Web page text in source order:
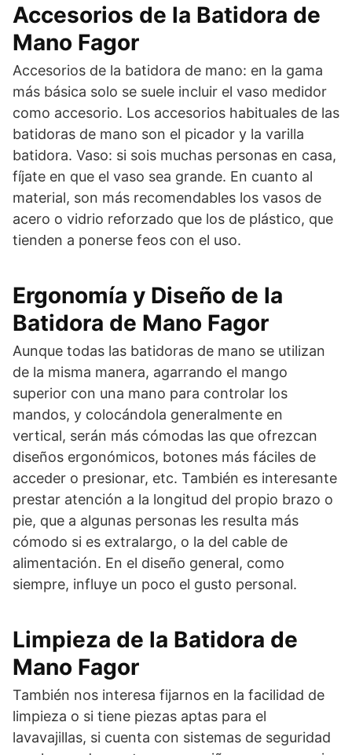
Accesorios de la Batidora de
Mano Fagor
Accesorios de la batidora de mano: en la gama
más básica solo se suele incluir el vaso medidor
como accesorio. Los accesorios habituales de las
batidoras de mano son el picador y la varilla
batidora. Vaso: si sois muchas personas en casa,
fíjate en que el vaso sea grande. En cuanto al
material, son más recomendables los vasos de
acero o vidrio reforzado que los de plástico, que
tienden a ponerse feos con el uso.
Ergonomía y Diseño de la
Batidora de Mano Fagor
Aunque todas las batidoras de mano se utilizan
de la misma manera, agarrando el mango
superior con una mano para controlar los
mandos, y colocándola generalmente en
vertical, serán más cómodas las que ofrezcan
diseños ergonómicos, botones más fáciles de
acceder o presionar, etc. También es interesante
prestar atención a la longitud del propio brazo o
pie, que a algunas personas les resulta más
cómodo si es extralargo, o la del cable de
alimentación. En el diseño general, como
siempre, influye un poco el gusto personal.
Limpieza de la Batidora de
Mano Fagor
También nos interesa fijarnos en la facilidad de
limpieza o si tiene piezas aptas para el
lavavajillas, si cuenta con sistemas de seguridad